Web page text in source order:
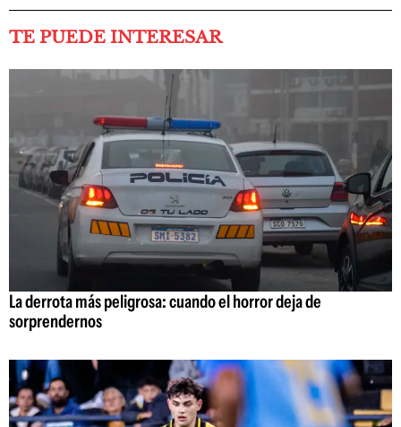
TE PUEDE INTERESAR
La derrota más peligrosa: cuando el horror deja de
sorprendernos